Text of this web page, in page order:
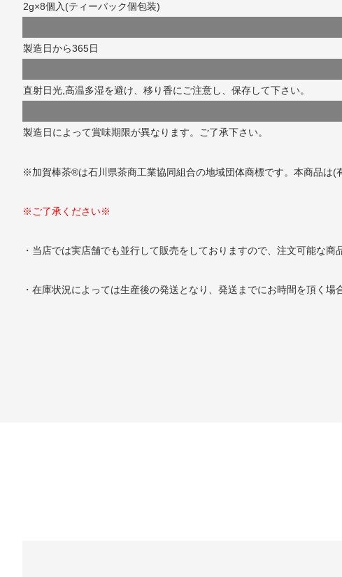
2g×8個入(ティーパック個包装)
製造日から365日
直射日光,高温多湿を避け、移り香にご注意し、保存して下さい。
製造日によって賞味期限が異なります。ご了承下さい。
※加賀棒茶®は石川県茶商工業協同組合の地域団体商標です。本商品は(
※ご了承ください※
・当店では実店舗でも並行して販売をしておりますので、注文可能な
・在庫状況によっては生産後の発送となり、発送までにお時間を頂く場